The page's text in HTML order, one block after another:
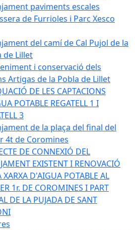
paviments escales
de Furrioles i Parc Xesco
del camí de Cal Pujol de la
de Lillet
i conservació dels
Artigas de la Pobla de Lillet
DE LES CAPTACIONS
POTABLE REGATELL 1 I
3
de la plaça del final del
4t de Coromines
DE CONNEXIÓ DEL
EXISTENT I RENOVACIÓ
XARXA D'AIGUA POTABLE AL
1r. DE COROMINES I PART
DE LA PUJADA DE SANT